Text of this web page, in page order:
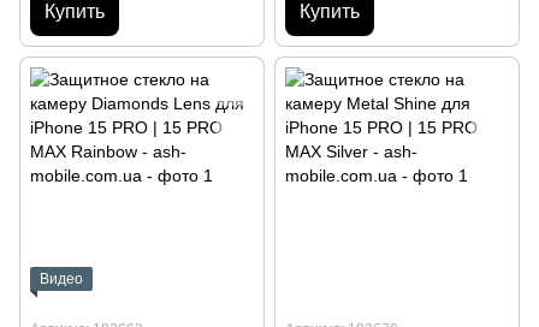
Купить Купить
Видео